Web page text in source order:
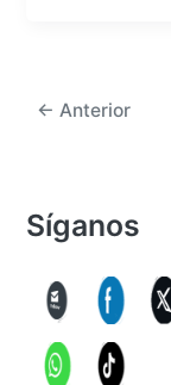
← Anterior
Síganos